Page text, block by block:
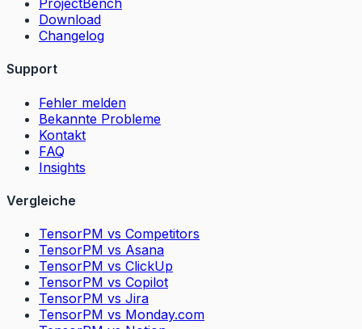
Download
Changelog
Support
Fehler melden
Bekannte Probleme
Kontakt
FAQ
Insights
Vergleiche
TensorPM vs Competitors
TensorPM vs Asana
TensorPM vs ClickUp
TensorPM vs Copilot
TensorPM vs Jira
TensorPM vs Monday.com